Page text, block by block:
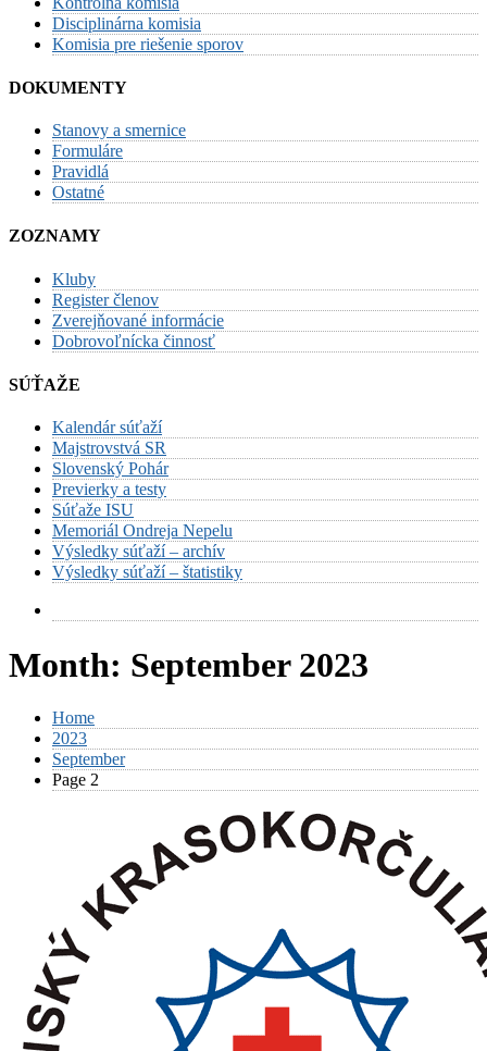
Disciplinárna komisia
Komisia pre riešenie sporov
DOKUMENTY
Stanovy a smernice
Formuláre
Pravidlá
Ostatné
ZOZNAMY
Kluby
Register členov
Zverejňované informácie
Dobrovoľnícka činnosť
SÚŤAŽE
Kalendár súťaží
Majstrovstvá SR
Slovenský Pohár
Previerky a testy
Súťaže ISU
Memoriál Ondreja Nepelu
Výsledky súťaží – archív
Výsledky súťaží – štatistiky
Month: September 2023
Home
2023
September
Page 2